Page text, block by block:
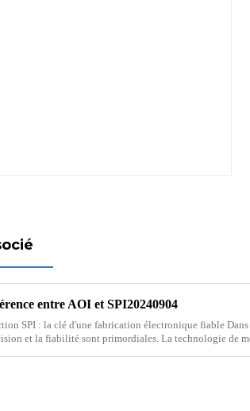
entre AOI et SPI20240904
SPI : la clé d'une fabrication électronique fiable
et la fiabilité sont primordiales. La technologie de